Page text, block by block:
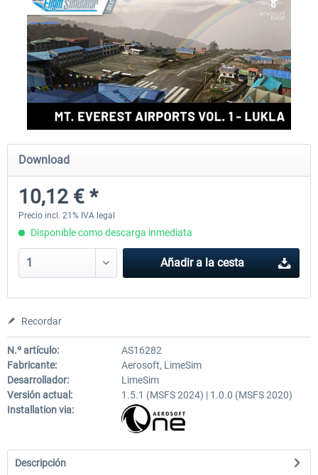
24h FREE
EmergencyDispatcherPro - 24h Free
0,00 € *
Download
10,12 € *
Precio incl. 21% IVA legal
Disponible como descarga inmediata
Añadir a la cesta
Recordar
N.º artículo:
AS16282
Fabricante:
Aerosoft, LimeSim
Desarrollador:
LimeSim
Versión actual:
1.5.1 (MSFS 2024) | 1.0.0 (MSFS 2020)
Installation via:
Descripción